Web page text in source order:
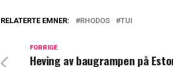
RELATERTE EMNER: RHODOS TUI
FORRIGE
Heving av baugrampen på